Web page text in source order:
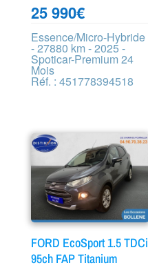
25 990€
Essence/Micro-Hybride
- 27880 km - 2025 -
Spoticar-Premium 24
Mois
Réf. : 451778394518
FORD EcoSport 1.5 TDCi
95ch FAP Titanium